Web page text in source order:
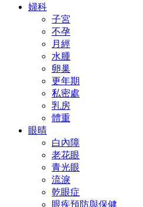
婦科
子宮
不孕
月經
水腫
卵巢
更年期
私密處
乳房
體重
眼晴
白內障
老花眼
青光眼
流淚
乾眼症
眼疾預防與保健